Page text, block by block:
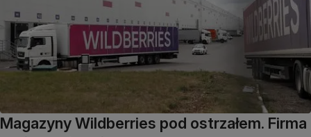
Magazyny Wildberries pod ostrzałem. Firma